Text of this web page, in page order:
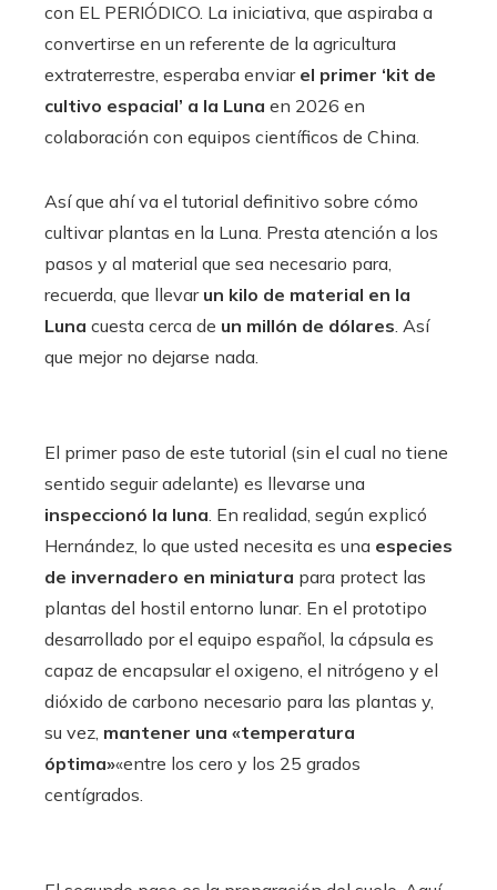
con EL PERIÓDICO. La iniciativa, que aspiraba a
convertirse en un referente de la agricultura
extraterrestre, esperaba enviar el primer ‘kit de
cultivo espacial’ a la Luna en 2026 en
colaboración con equipos científicos de China.
Así que ahí va el tutorial definitivo sobre cómo
cultivar plantas en la Luna. Presta atención a los
pasos y al material que sea necesario para,
recuerda, que llevar un kilo de material en la
Luna cuesta cerca de un millón de dólares. Así
que mejor no dejarse nada.
El primer paso de este tutorial (sin el cual no tiene
sentido seguir adelante) es llevarse una
inspeccionó la luna. En realidad, según explicó
Hernández, lo que usted necesita es una especies
de invernadero en miniatura para protect las
plantas del hostil entorno lunar. En el prototipo
desarrollado por el equipo español, la cápsula es
capaz de encapsular el oxigeno, el nitrógeno y el
dióxido de carbono necesario para las plantas y,
su vez, mantener una «temperatura
óptima»«entre los cero y los 25 grados
centígrados.